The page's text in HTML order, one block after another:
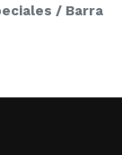
/ Barra